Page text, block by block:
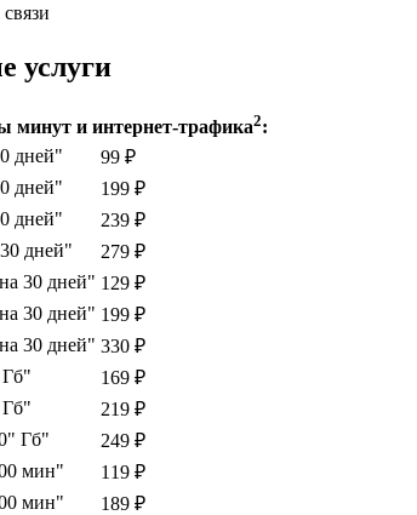
услуги
минут и интернет-трафика2:
дней"
99 ₽
дней"
199 ₽
дней"
239 ₽
дней"
279 ₽
30 дней" 129 ₽
30 дней" 199 ₽
30 дней" 330 ₽
Гб"
169 ₽
Гб"
219 ₽
Гб"
249 ₽
мин"
119 ₽
мин"
189 ₽